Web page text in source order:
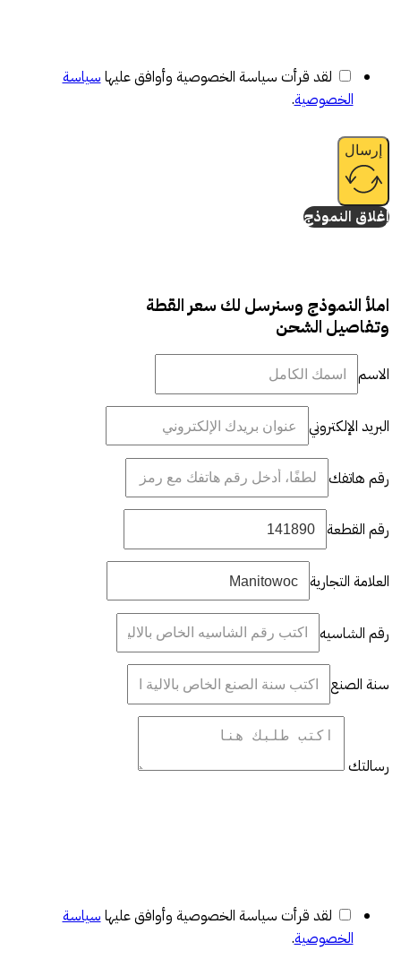
لقد قرأت سياسة الخصوصية وأوافق عليها سياسة
الخصوصية.
إرسال
إغلاق النموذج
املأ النموذج وسنرسل لك سعر القطة
وتفاصيل الشحن
الاسم
البريد الإلكتروني
رقم هاتفك
رقم القطعة
العلامة التجارية
رقم الشاسيه
سنة الصنع
رسالتك
لقد قرأت سياسة الخصوصية وأوافق عليها سياسة
الخصوصية.